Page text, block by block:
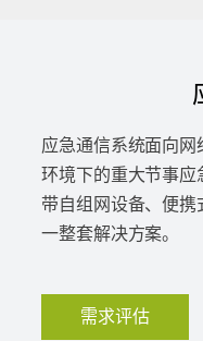
应急通信系统面向
环境下的重大节事应
带自组网设备、便携
一整套解决方案。
需求评估